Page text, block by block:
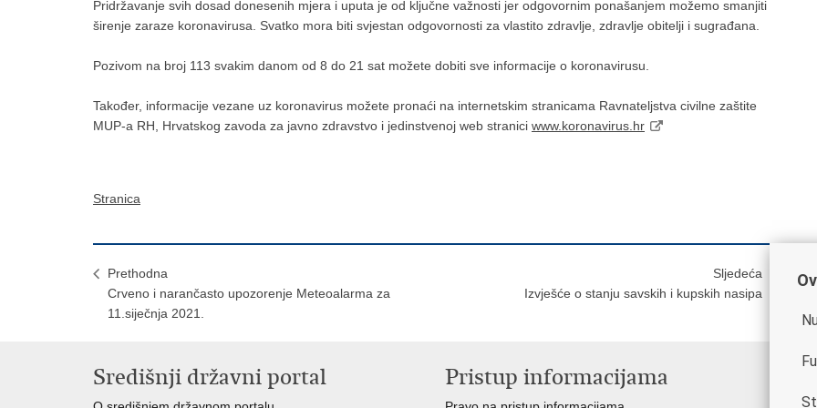
Pridržavanje svih dosad donesenih mjera i uputa je od ključne važnosti jer odgovornim ponašanjem možemo smanjiti
širenje zaraze koronavirusa. Svatko mora biti svjestan odgovornosti za vlastito zdravlje, zdravlje obitelji i sugrađana.
Pozivom na broj 113 svakim danom od 8 do 21 sat možete dobiti sve informacije o koronavirusu.
Također, informacije vezane uz koronavirus možete pronaći na internetskim stranicama Ravnateljstva civilne zaštite
MUP-a RH, Hrvatskog zavoda za javno zdravstvo i jedinstvenoj web stranici www.koronavirus.hr
Stranica
Prethodna
Crveno i narančasto upozorenje Meteoalarma za
11.siječnja 2021.
Sljedeća
Izvješće o stanju savskih i kupskih nasipa
Središnji državni portal Pristup informacijama